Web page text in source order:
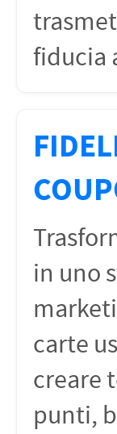
fiducia
in uno
carte
creare
punti,